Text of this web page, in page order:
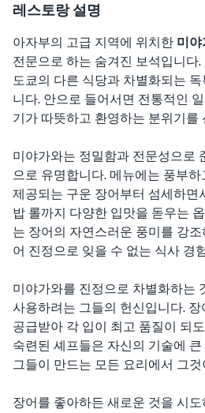
레스토랑 설명
아자부의 고급 지역에 위치한 미
전문으로 하는 숨겨진 보석입니다
도쿄의 다른 식당과 차별화되는
니다. 안으로 들어서면 전통적인
기가 따뜻하고 환영하는 분위기를
미야가와는 정밀함과 전문성으로
으로 유명합니다. 메뉴에는 풍부
제공되는 구운 장어부터 섬세하면
밥 롤까지 다양한 입맛을 돋우는
는 장어의 자연스러운 풍미를 강
어 진정으로 잊을 수 없는 식사 경
미야가와를 진정으로 차별화하는
사용하려는 그들의 헌신입니다.
공급받아 각 입이 최고 품질이 되
숙련된 셰프들은 자신의 기술에
그들이 만드는 모든 요리에서 그
장어를 좋아하든 새로운 것을 시